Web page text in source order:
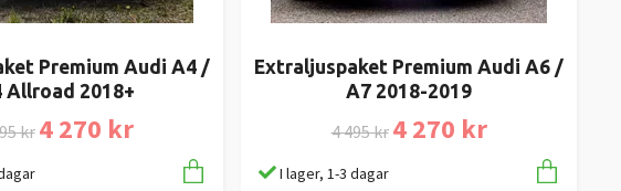
Premium Audi A4 /
Allroad 2018+
kr 4 270 kr
Extraljuspaket Premium Audi A6 /
A7 2018-2019
4 495 kr 4 270 kr
I lager, 1-3 dagar